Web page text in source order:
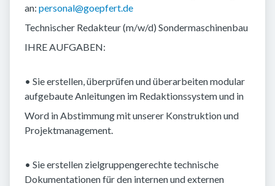
an: personal@goepfert.de
Technischer Redakteur (m/w/d) Sondermaschinenbau
IHRE AUFGABEN:
• Sie erstellen, überprüfen und überarbeiten modular
aufgebaute Anleitungen im Redaktionssystem und in
Word in Abstimmung mit unserer Konstruktion und
Projektmanagement.
• Sie erstellen zielgruppengerechte technische
Dokumentationen für den internen und externen